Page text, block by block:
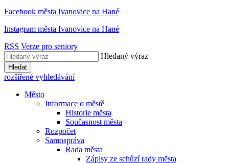
Facebook města Ivanovice na Hané
Instagram města Ivanovice na Hané
RSS Verze pro seniory
Hledaný výraz
Hledat
rozšířené vyhledávání
Město
Informace o městě
Historie města
Současnost města
Rozpočet
Samospráva
Rada města
Zápisy ze schůzí rady města